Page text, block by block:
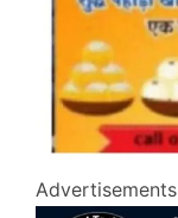
Advertisements